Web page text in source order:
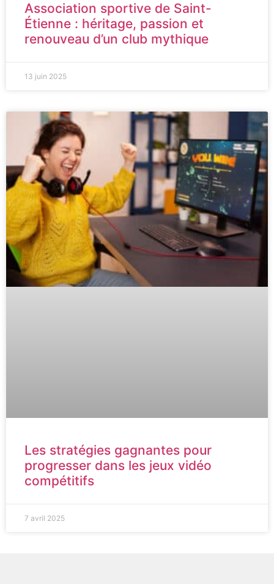
Association sportive de Saint-
Étienne : héritage, passion et
renouveau d’un club mythique
13 juin 2025
Les stratégies gagnantes pour
progresser dans les jeux vidéo
compétitifs
7 avril 2025